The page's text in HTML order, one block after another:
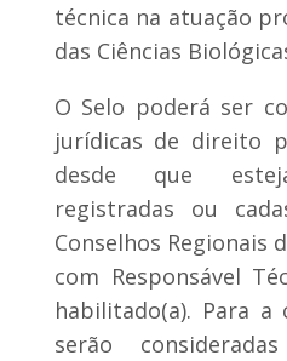
técnica na atuação
das Ciências
O Selo poderá ser
jurídicas de direito
desde que
registradas ou
Conselhos Regionais
com Responsável
habilitado(a). Para a
serão